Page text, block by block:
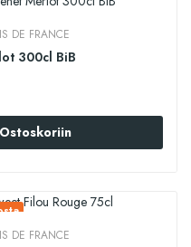
DE FRANCE
300cl BiB
Ostoskoriin
DE FRANCE